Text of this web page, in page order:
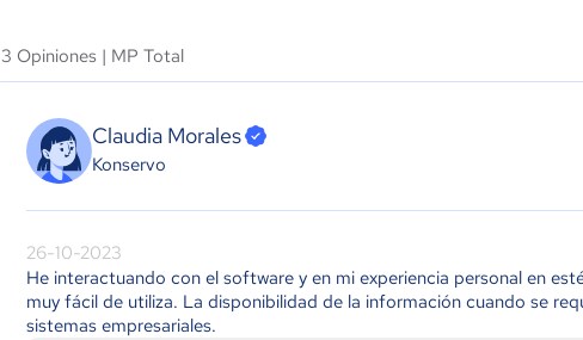
3 Opiniones | MP Total
Claudia Morales
Konservo
26-10-2023
He interactuando con el software y en mi experiencia personal en
muy fácil de utiliza. La disponibilidad de la información cuando se
sistemas empresariales.